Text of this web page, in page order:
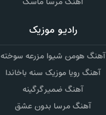
رادیو موزیک
آهنگ هومن شیوا مزرعه سوخته
آهنگ رویا موزیک سنه باخاندا
آهنگ ضمیر گرگینه
آهنگ مرسا بدون عشق